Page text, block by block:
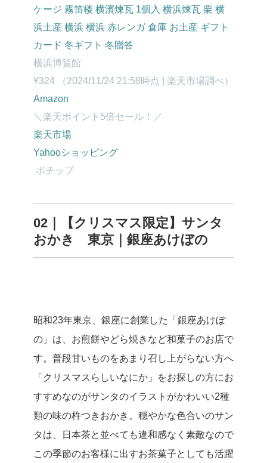
ケージ 霧笛楼 横濱煉瓦 1個入 横浜煉瓦 栗 横
浜土産 横浜 横浜 赤レンガ 倉庫 お土産 ギフト
カード 冬ギフト 冬贈答
横浜博覧館
¥324
（2024/11/24 21:58時点 | 楽天市場調べ）
Amazon
＼楽天ポイント5倍セール！／
楽天市場
Yahooショッピング
ポチップ
02｜【クリスマス限定】サンタ
おかき 東京｜銀座あけぼの
昭和23年東京、銀座に創業した「銀座あけぼ
の」は、お煎餅やどら焼きなど和菓子のお店で
す。普段甘いものをあまり召し上がらない方へ
「クリスマスらしいなにか」をお探しの方にお
すすめなのがサンタのイラストがかわいい2種
類の味の杵つきおかき。穏やかな色合いのサン
タは、日本茶と並べても違和感なく素敵なので
この季節のお客様に出すお茶菓子としても活躍